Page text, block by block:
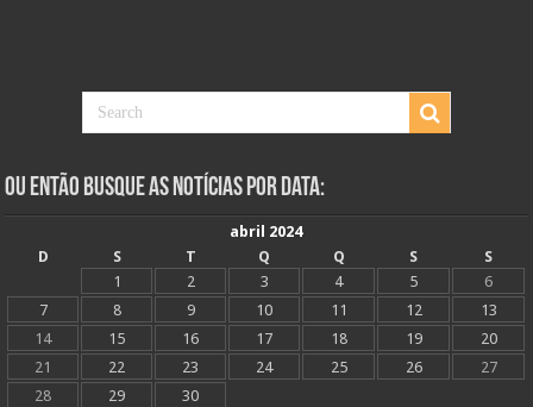
Ou Então Busque as Notícias Por Data:
abril 2024
D
S T Q Q S
S
1
2 3 4 5
6
7
8 9 10 11 12
13
14
15 16 17 18 19
20
21
22 23 24 25 26
27
28
29
30